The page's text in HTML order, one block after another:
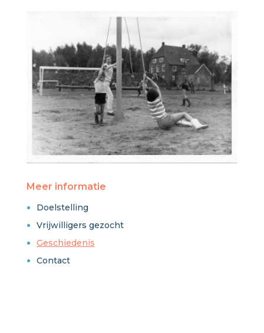
Meer informatie
Doelstelling
Vrijwilligers gezocht
Geschiedenis
Contact